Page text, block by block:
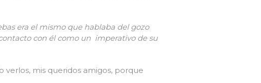
era el mismo que hablaba del gozo
con él como un imperativo de su
verlos, mis queridos amigos, porque